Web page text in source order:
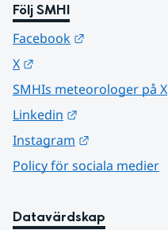
Följ SMHI
Facebook
X
SMHIs meteorologer på X
Linkedin
Instagram
Policy för sociala medier
Datavärdskap